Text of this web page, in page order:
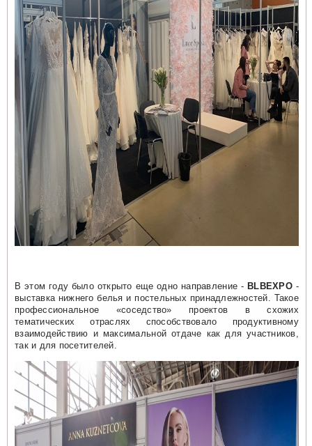
В этом году было открыто еще одно направление - BLBEXPO-
выставка нижнего белья и постельных принадлежностей. Такое
профессиональное «соседство» проектов в схожих
тематических отраслях способствовало продуктивному
взаимодействию и максимальной отдаче как для участников,
так и для посетителей.